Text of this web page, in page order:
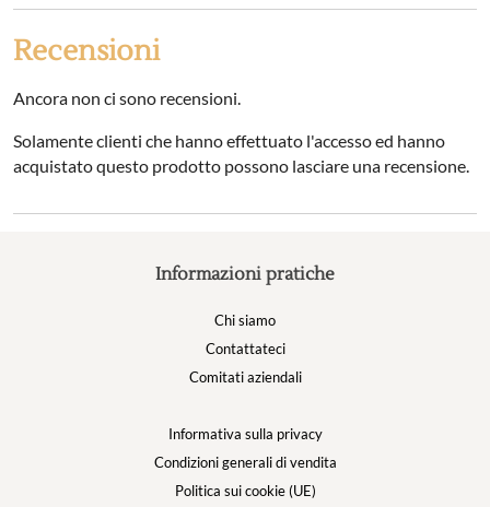
Recensioni
Ancora non ci sono recensioni.
Solamente clienti che hanno effettuato l'accesso ed hanno
acquistato questo prodotto possono lasciare una recensione.
Informazioni pratiche
Chi siamo
Contattateci
Comitati aziendali
Informativa sulla privacy
Condizioni generali di vendita
Politica sui cookie (UE)